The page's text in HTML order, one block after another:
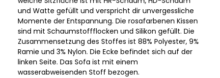
und Watte gefüllt und verspricht dir unvergessliche
Momente der Entspannung. Die rosafarbenen Kissen
sind mit Schaumstoffflocken und Silikon gefüllt. Die
Zusammensetzung des Stoffes ist 88% Polyester, 9%
Ramie und 3% Nylon. Die Ecke befindet sich auf der
linken Seite. Das Sofa ist mit einem
wasserabweisenden Stoff bezogen.